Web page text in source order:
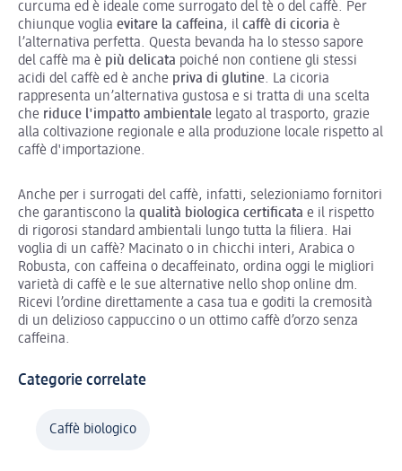
curcuma ed è ideale come surrogato del tè o del caffè. Per
chiunque voglia evitare la caffeina, il caffè di cicoria è
l’alternativa perfetta. Questa bevanda ha lo stesso sapore
del caffè ma è più delicata poiché non contiene gli stessi
acidi del caffè ed è anche priva di glutine. La cicoria
rappresenta un’alternativa gustosa e si tratta di una scelta
che riduce l'impatto ambientale legato al trasporto, grazie
alla coltivazione regionale e alla produzione locale rispetto al
caffè d'importazione.
Anche per i surrogati del caffè, infatti, selezioniamo fornitori
che garantiscono la qualità biologica certificata e il rispetto
di rigorosi standard ambientali lungo tutta la filiera. Hai
voglia di un caffè? Macinato o in chicchi interi, Arabica o
Robusta, con caffeina o decaffeinato, ordina oggi le migliori
varietà di caffè e le sue alternative nello shop online dm.
Ricevi l’ordine direttamente a casa tua e goditi la cremosità
di un delizioso cappuccino o un ottimo caffè d’orzo senza
caffeina.
Categorie correlate
Caffè biologico